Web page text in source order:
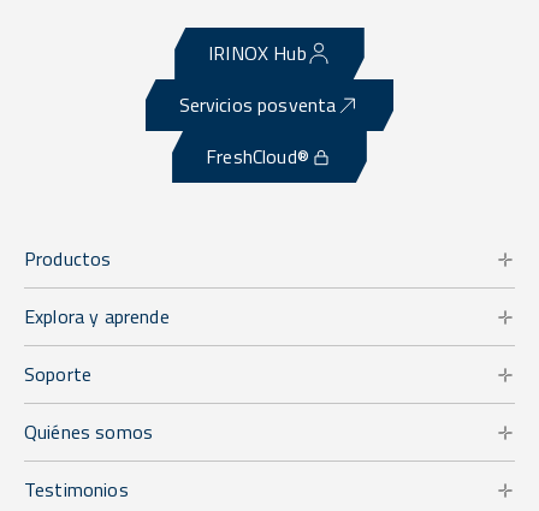
IRINOX Hub
Servicios posventa
FreshCloud®
Productos
Explora y aprende
Soporte
Quiénes somos
Testimonios